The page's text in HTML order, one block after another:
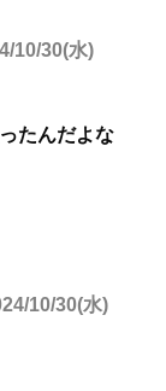
10/30(水)
たんだよな
10/30(水)